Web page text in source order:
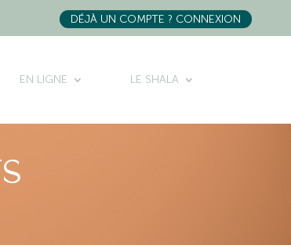
DÉJÀ UN COMPTE ? CONNEXION
EN LIGNE LE SHALA